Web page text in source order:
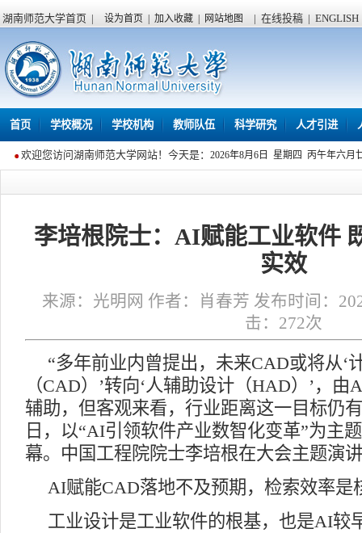
湖南师范大学首页 | 设为首页 加入收藏 网站地图 | 在线投稿 | ENGLISH
首页 学校概况 学校机构 教师队伍 科学研究 人才引进
欢迎您访问湖南师范大学网站！今天是： 2026年8月6日 星期四 丙午年六月
李培根院士：AI赋能工业软件
实效
来源：光明网 作者：肖春芳 发布时间：
击： 272次
“多年前业内曾提出，未来CAD或将从‘
（CAD）’转向‘人辅助设计（HAD）’，
辅助，但客观来看，行业距离这一目标仍
日，以“AI引领软件产业数智化变革”为主
幕。中国工程院院士李培根在大会主题演
AI赋能CAD落地不及预期，检索效率是
工业设计是工业软件的根基，也是AI较